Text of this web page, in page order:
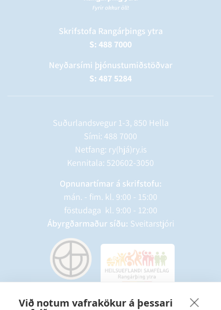
Við notum vafrakökur á þessari
Skrifstofa Rangárþings ytra
S: 488 7000
Neyðarsími þjónustumiðstöðvar
S: 487 5284
Suðurlandsvegur 1-3, 850 Hella
Sími: 488 7000
Netfang: ry(hjá)ry.is
Kennitala: 520602-3050
Opnunartímar á skrifstofu:
mán. - fim. kl. 9:00 - 15:00
föstudaga kl. 9:00 - 12:00
Ábyrgðarmaður síðu: Sveitarstjóri